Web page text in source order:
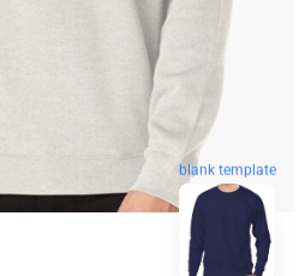
blank template